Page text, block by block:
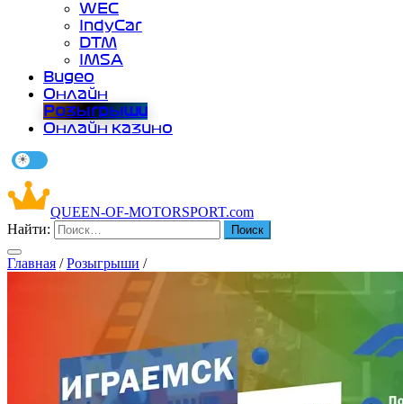
WEC
IndyCar
DTM
IMSA
Видео
Онлайн
Розыгрыши
Онлайн казино
QUEEN-OF-MOTORSPORT.com
Найти:
Главная /Розыгрыши /